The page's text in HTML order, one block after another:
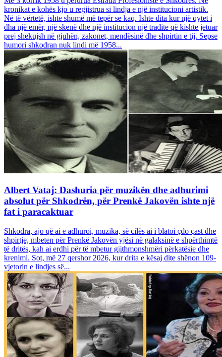
kronikat e kohës kjo u regjistrua si lindja e një institucioni artistik.
Në të vërtetë, ishte shumë më tepër se kaq. Ishte dita kur një qytet i
dha një emër, një skenë dhe një institucion një tradite që kishte jetuar
prej shekujsh në gjuhën, zakonet, mendësinë dhe shpirtin e tij. Sepse
humori shkodran nuk lindi më 1958...
Albert Vataj: Dashuria për muzikën dhe adhurimi
absolut për Shkodrën, për Prenkë Jakovën ishte një
fat i paracaktuar
Shkodra, ajo që ai e adhuroi, muzika, së cilës ai i blatoi çdo çast dhe
shpirtje, mbeten për Prenkë Jakovën yjësi në galaksinë e shpërthimtë
të dritës, kah ai erdhi për të mbetur gjithmonshmëri përkatësie dhe
krenimi. Sot, më 27 qershor 2026, kur drita e kësaj dite shënon 109-
vjetorin e lindjes së...